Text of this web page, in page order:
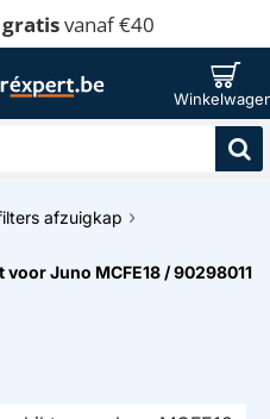
gratisvanaf €40
afzuigkap
Juno MCFE18 / 90298011